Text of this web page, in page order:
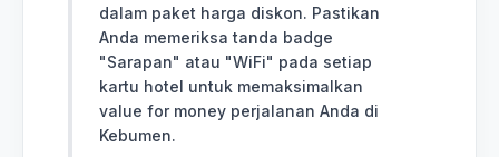
dalam paket harga diskon. Pastikan
Anda memeriksa tanda badge
"Sarapan" atau "WiFi" pada setiap
kartu hotel untuk memaksimalkan
value for money perjalanan Anda di
Kebumen.